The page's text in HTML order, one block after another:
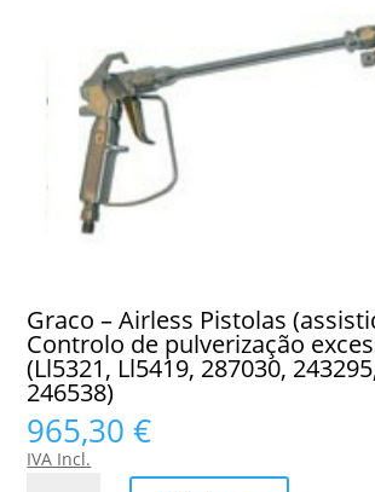
Graco – Airless Pistolas
Controlo de pulverização
(Ll5321, Ll5419, 287030,
246538)
965,30€
IVA Incl.